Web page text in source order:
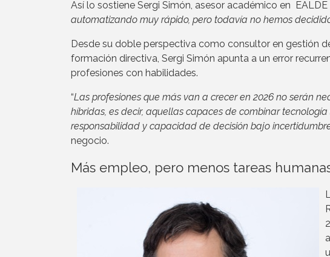
Así lo sostiene Sergi Simón, asesor académico en
automatizando muy rápido, pero todavía no hemos
Desde su doble perspectiva como consultor en gestión
formación directiva, Sergi Simón apunta a un error
profesiones con habilidades.
“Las profesiones que más van a crecer en 2026 no serán
híbridas, es decir, aquellas capaces de combinar
responsabilidad y capacidad de decisión bajo
negocio.
Más empleo, pero menos tareas